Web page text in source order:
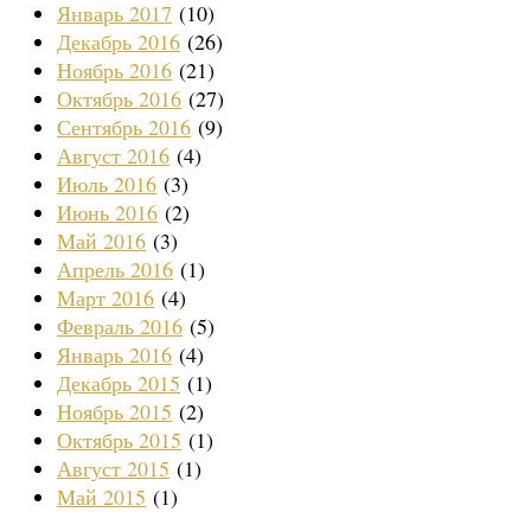
Январь 2017 (10)
Декабрь 2016 (26)
Ноябрь 2016 (21)
Октябрь 2016 (27)
Сентябрь 2016 (9)
Август 2016 (4)
Июль 2016 (3)
Июнь 2016 (2)
Май 2016 (3)
Апрель 2016 (1)
Март 2016 (4)
Февраль 2016 (5)
Январь 2016 (4)
Декабрь 2015 (1)
Ноябрь 2015 (2)
Октябрь 2015 (1)
Август 2015 (1)
Май 2015 (1)